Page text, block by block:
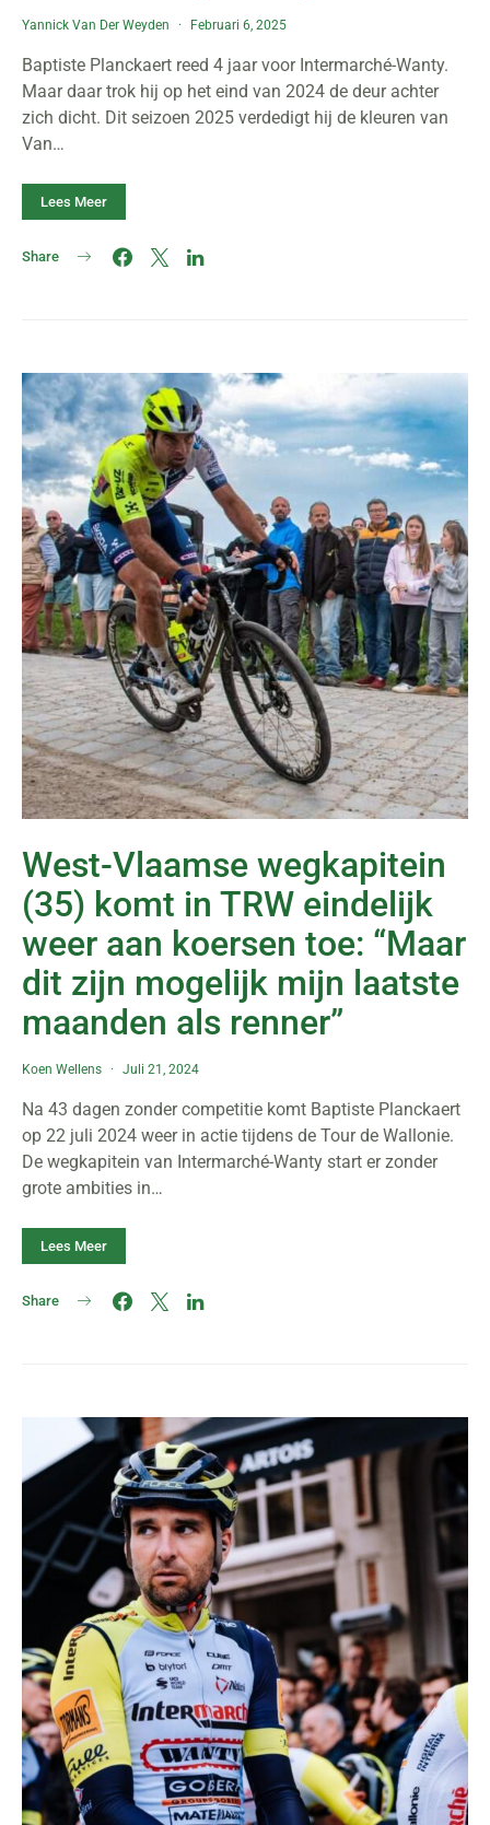
Yannick Van Der Weyden Februari 6, 2025
Baptiste Planckaert reed 4 jaar voor Intermarché-Wanty.
Maar daar trok hij op het eind van 2024 de deur achter
zich dicht. Dit seizoen 2025 verdedigt hij de kleuren van
Van…
Lees Meer
Share
West-Vlaamse wegkapitein
(35) komt in TRW eindelijk
weer aan koersen toe: “Maar
dit zijn mogelijk mijn laatste
maanden als renner”
Koen Wellens Juli 21, 2024
Na 43 dagen zonder competitie komt Baptiste Planckaert
op 22 juli 2024 weer in actie tijdens de Tour de Wallonie.
De wegkapitein van Intermarché-Wanty start er zonder
grote ambities in…
Lees Meer
Share